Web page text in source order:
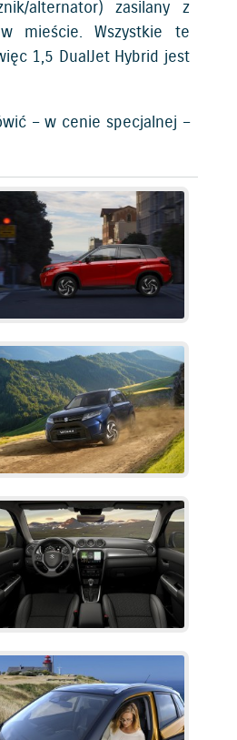
alternator) zasilany z
mieście. Wszystkie te
1,5 DualJet Hybrid jest
– w cenie specjalnej –